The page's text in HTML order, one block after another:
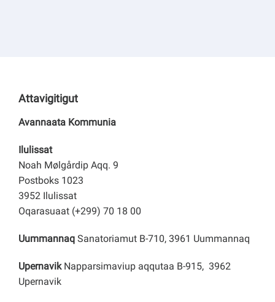
Attavigitigut
Avannaata Kommunia
Ilulissat
Noah Mølgårdip Aqq. 9
Postboks 1023
3952 Ilulissat
Oqarasuaat (+299) 70 18 00
Uummannaq Sanatoriamut B-710, 3961 Uummannaq
Upernavik Napparsimaviup aqqutaa B-915, 3962
Upernavik